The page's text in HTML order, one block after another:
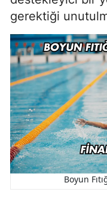
gerektiği
Boyun